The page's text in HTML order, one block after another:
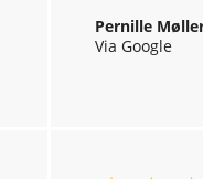
Pernille
Via Google